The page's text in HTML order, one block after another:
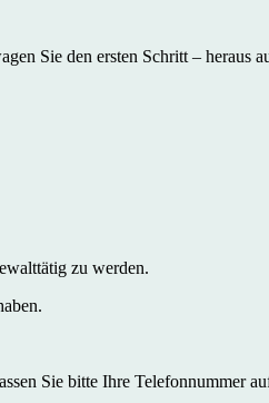
Sie den ersten Schritt – heraus
zu werden.
Sie bitte Ihre Telefonnummer